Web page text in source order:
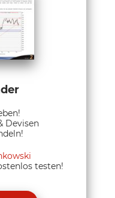
Devisen
testen!